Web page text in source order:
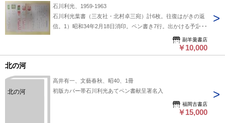
石川利光、1959-1963
石川利光葉書（三友社・北村卓三宛）計6枚。往復はがきの返
信。1）昭和34年2月18日消印。ペン書き7行。出かける予定。
2）昭和34年10月6日消印。ペン書き3行。関西に出かける予
定。3）昭和35年10月28日消印。ペン書き8行。仕事とこれか
らの予定。わが家の自慢。4）昭和37年4月14日消印（速
副羊羹書店
￥10,000
北の河
北の河
高井有一、文藝春秋、昭40、1冊
初版カバー帯石川利光あてペン書献呈署名入
福岡古書店
￥15,000